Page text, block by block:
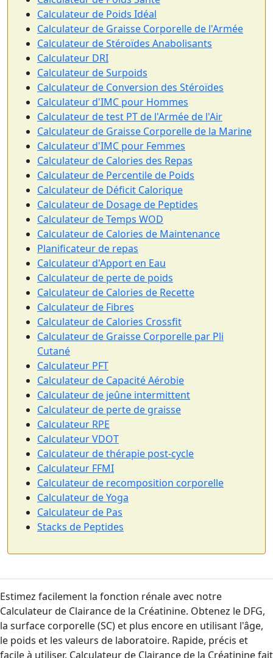
Calculateur de Poids Idéal
Calculateur de Graisse Corporelle de l'Armée
Calculateur de Stéroïdes Anabolisants
Calculateur DRI
Calculateur de Surpoids
Calculateur de Conversion des Stéroïdes
Calculateur d'IMC pour Hommes
Calculateur de test PT de l'Armée de l'Air
Calculateur de Graisse Corporelle de la Marine
Calculateur d'IMC pour Femmes
Calculateur de Calories des Repas
Calculateur de Percentile de Poids
Calculateur de Déficit Calorique
Calculateur de Dosage de Peptides
Calculateur de Temps WOD
Calculateur de Calories de Maintenance
Planificateur de repas
Calculateur d'Apport en Eau
Calculateur de perte de poids
Calculateur de Calories de Recette
Calculateur de Fibres
Calculateur de Calories Crossfit
Calculateur de Graisse Corporelle par Pli
Cutané
Calculateur PFT
Calculateur de Capacité Aérobie
Calculateur de jeûne intermittent
Calculateur de perte de graisse
Calculateur RPE
Calculateur VDOT
Calculateur de thérapie post-cycle
Calculateur FFMI
Calculateur de recomposition corporelle
Calculateur de Yoga
Calculateur de Pas
Stacks de Peptides
Estimez facilement la fonction rénale avec notre
Calculateur de Clairance de la Créatinine. Obtenez le DFG,
la surface corporelle (SC) et plus encore en utilisant l'âge,
le poids et les valeurs de laboratoire. Rapide, précis et
facile à utiliser. Calculateur de Clairance de la Créatinine fait